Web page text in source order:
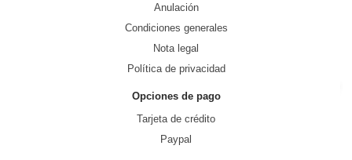
Anulación
Condiciones generales
Nota legal
Política de privacidad
Opciones de pago
Tarjeta de crédito
Paypal